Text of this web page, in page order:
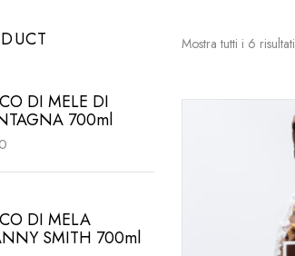
DI MELE DI
700ml
DI MELA
SMITH 700ml
Mostra tutti i 6 risultati